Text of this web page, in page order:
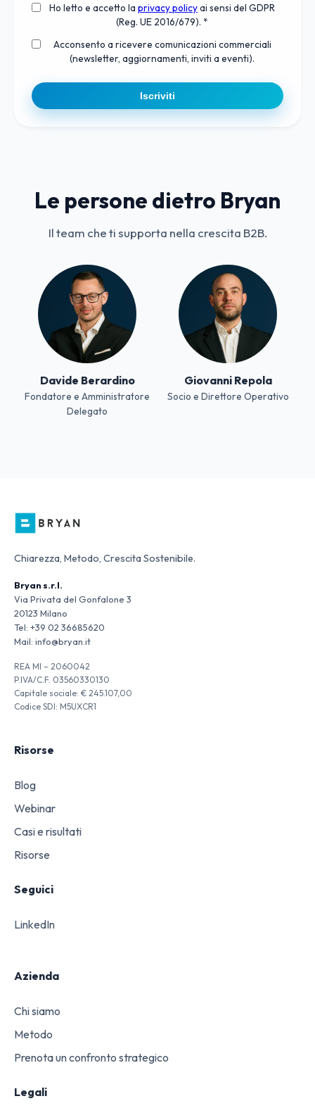
Ho letto e accetto la privacy policyai sensi del GDPR
(Reg. UE 2016/679). *
Acconsento a ricevere comunicazioni commerciali
(newsletter, aggiornamenti, inviti a eventi).
Iscriviti
Le persone dietro Bryan
Il team che ti supporta nella crescita B2B.
Davide Berardino
Fondatore e Amministratore
Delegato
Giovanni Repola
Socio e Direttore Operativo
Chiarezza, Metodo, Crescita Sostenibile.
Bryan s.r.l.
Via Privata del Gonfalone 3
20123 Milano
Tel: +39 02 36685620
Mail: info@bryan.it
REA MI – 2060042
P.IVA/C.F. 03560330130
Capitale sociale: € 245.107,00
Codice SDI: M5UXCR1
Risorse
Blog
Webinar
Casi e risultati
Risorse
Seguici
LinkedIn
Azienda
Chi siamo
Metodo
Prenota un confronto strategico
Legali